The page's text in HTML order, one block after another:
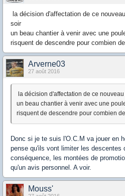
la décision d'affectation de ce
soir
un beau chantier à venir avec une
risquent de descendre pour combien
Arverne03
27 août 2016
la décision d'affectation de ce
un beau chantier à venir avec une
risquent de descendre pour combien
Donc si je te suis l'O.C.M va jouer en
pense qu'ils vont limiter les descentes
conséquence, les montées de
qu'un avis personnel. A voir.
Mouss'